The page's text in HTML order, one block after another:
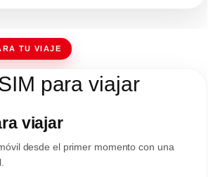
TU VIAJE
viajar
desde el primer momento con una